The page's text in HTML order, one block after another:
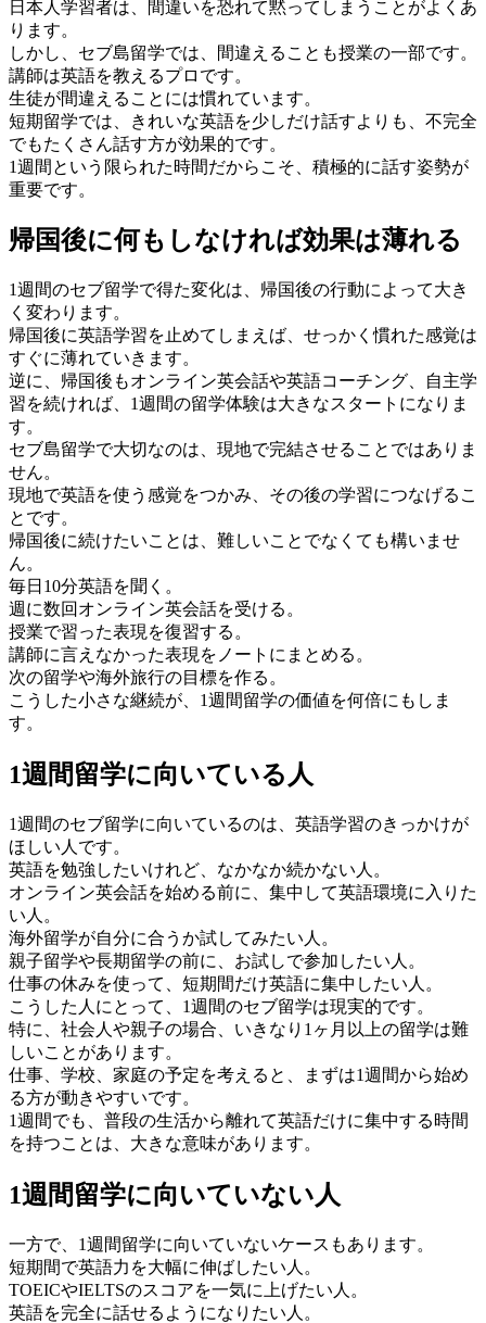
日本人学習者は、間違いを恐れて黙ってしまうことがよくあ
ります。
しかし、セブ島留学では、間違えることも授業の一部です。
講師は英語を教えるプロです。
生徒が間違えることには慣れています。
短期留学では、きれいな英語を少しだけ話すよりも、不完全
でもたくさん話す方が効果的です。
1週間という限られた時間だからこそ、積極的に話す姿勢が
重要です。
帰国後に何もしなければ効果は薄れる
1週間のセブ留学で得た変化は、帰国後の行動によって大き
く変わります。
帰国後に英語学習を止めてしまえば、せっかく慣れた感覚は
すぐに薄れていきます。
逆に、帰国後もオンライン英会話や英語コーチング、自主学
習を続ければ、1週間の留学体験は大きなスタートになりま
す。
セブ島留学で大切なのは、現地で完結させることではありま
せん。
現地で英語を使う感覚をつかみ、その後の学習につなげるこ
とです。
帰国後に続けたいことは、難しいことでなくても構いませ
ん。
毎日10分英語を聞く。
週に数回オンライン英会話を受ける。
授業で習った表現を復習する。
講師に言えなかった表現をノートにまとめる。
次の留学や海外旅行の目標を作る。
こうした小さな継続が、1週間留学の価値を何倍にもしま
す。
1週間留学に向いている人
1週間のセブ留学に向いているのは、英語学習のきっかけが
ほしい人です。
英語を勉強したいけれど、なかなか続かない人。
オンライン英会話を始める前に、集中して英語環境に入りた
い人。
海外留学が自分に合うか試してみたい人。
親子留学や長期留学の前に、お試しで参加したい人。
仕事の休みを使って、短期間だけ英語に集中したい人。
こうした人にとって、1週間のセブ留学は現実的です。
特に、社会人や親子の場合、いきなり1ヶ月以上の留学は難
しいことがあります。
仕事、学校、家庭の予定を考えると、まずは1週間から始め
る方が動きやすいです。
1週間でも、普段の生活から離れて英語だけに集中する時間
を持つことは、大きな意味があります。
1週間留学に向いていない人
一方で、1週間留学に向いていないケースもあります。
短期間で英語力を大幅に伸ばしたい人。
TOEICやIELTSのスコアを一気に上げたい人。
英語を完全に話せるようになりたい人。